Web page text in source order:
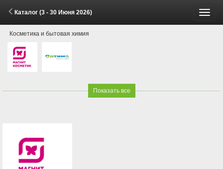
Каталог (3 - 30 Июня 2026)
Косметика и бытовая химия
Показать все